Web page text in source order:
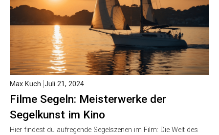
Filme Segeln: Meisterwerke der
Segelkunst im Kino
Max Kuch Juli 21, 2024
Hier findest du aufregende Segelszenen im Film: Die Welt des